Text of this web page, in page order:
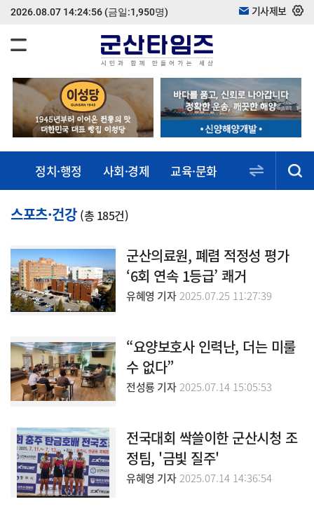
2026.08.07 14:24:56 (금일:1,950명) 기사제보
정치·행정 사회·경제 교육·문화 스포츠·건강
스포츠·건강 (총 185건)
군산의료원, 폐렴 적정성 평가
‘6회 연속 1등급’ 쾌거
유혜영 기자 2025.07.25 11:27:39
“요양보호사 인력난, 더는 미룰
수 없다”
전성룡 기자 2025.07.14 15:05:53
전국대회 싹쓸이한 군산시청 조
정팀, '금빛 질주'
유혜영 기자 2025.07.14 14:36:54